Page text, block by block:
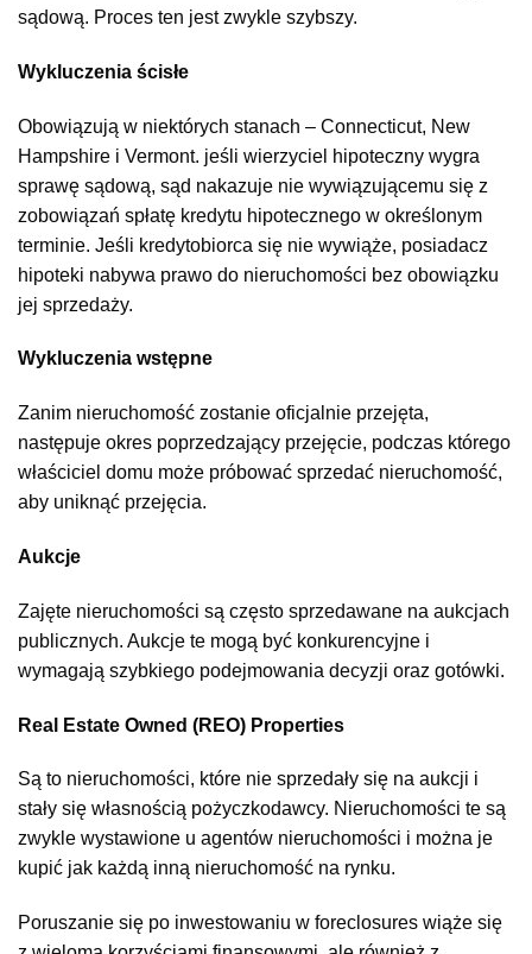
sądową. Proces ten jest zwykle szybszy.
Wykluczenia ścisłe
Obowiązują w niektórych stanach – Connecticut, New
Hampshire i Vermont. jeśli wierzyciel hipoteczny wygra
sprawę sądową, sąd nakazuje nie wywiązującemu się z
zobowiązań spłatę kredytu hipotecznego w określonym
terminie. Jeśli kredytobiorca się nie wywiąże, posiadacz
hipoteki nabywa prawo do nieruchomości bez obowiązku
jej sprzedaży.
Wykluczenia wstępne
Zanim nieruchomość zostanie oficjalnie przejęta,
następuje okres poprzedzający przejęcie, podczas którego
właściciel domu może próbować sprzedać nieruchomość,
aby uniknąć przejęcia.
Aukcje
Zajęte nieruchomości są często sprzedawane na aukcjach
publicznych. Aukcje te mogą być konkurencyjne i
wymagają szybkiego podejmowania decyzji oraz gotówki.
Real Estate Owned (REO) Properties
Są to nieruchomości, które nie sprzedały się na aukcji i
stały się własnością pożyczkodawcy. Nieruchomości te są
zwykle wystawione u agentów nieruchomości i można je
kupić jak każdą inną nieruchomość na rynku.
Poruszanie się po inwestowaniu w foreclosures wiąże się